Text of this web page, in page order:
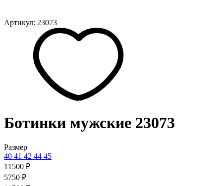
Артикул: 23073
Ботинки мужские 23073
Размер
40 41 42 44 45
11500 ₽
5750 ₽